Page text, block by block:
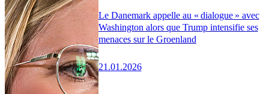
Le Danemark appelle au « dialogue » avec
Washington alors que Trump intensifie ses
menaces sur le Groenland
21.01.2026